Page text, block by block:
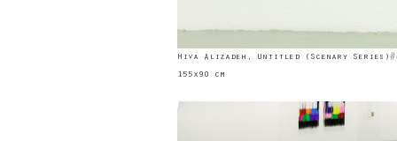
Hiva Alizadeh, Untitled (Scenary
155x90 cm